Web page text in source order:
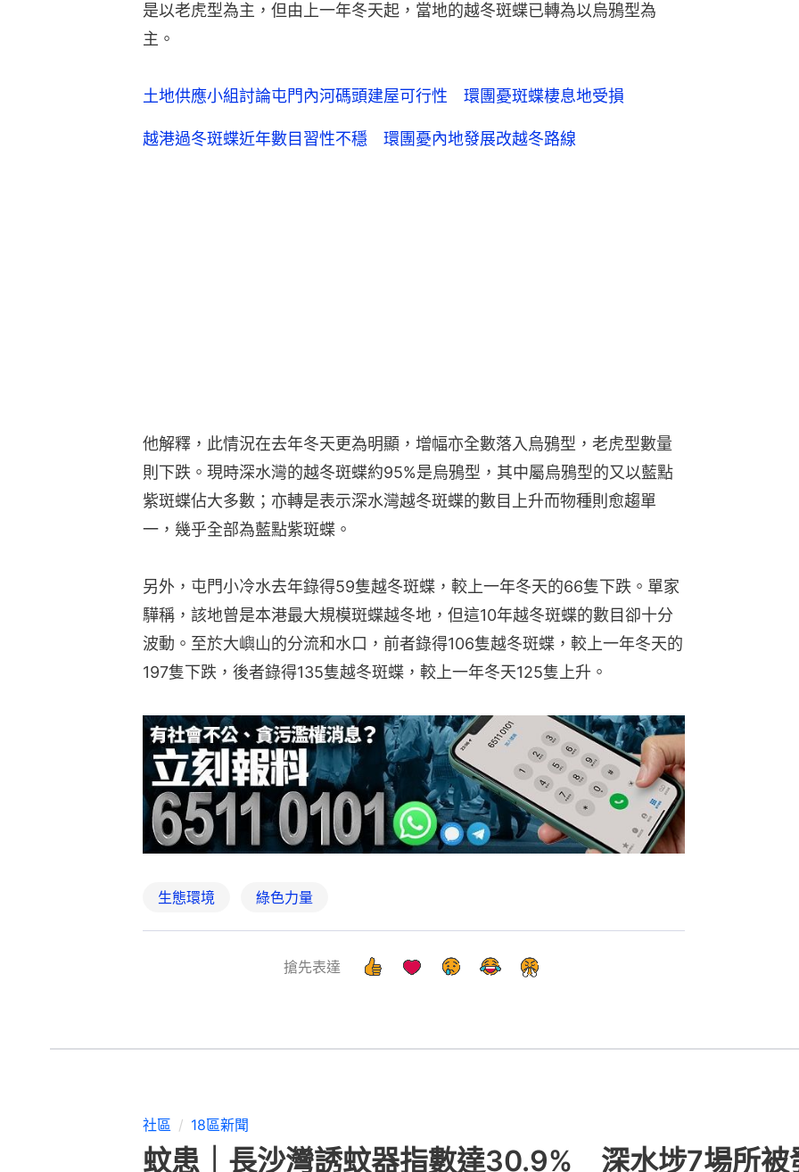
是以老虎型為主，但由上一年冬天起，當地的越冬斑蝶已轉為以烏鴉型為
主。
土地供應小組討論屯門內河碼頭建屋可行性 環團憂斑蝶棲息地受損
越港過冬斑蝶近年數目習性不穩 環團憂內地發展改越冬路線
他解釋，此情況在去年冬天更為明顯，增幅亦全數落入烏鴉型，老虎型數量
則下跌。現時深水灣的越冬斑蝶約95%是烏鴉型，其中屬烏鴉型的又以藍點
紫斑蝶佔大多數；亦轉是表示深水灣越冬斑蝶的數目上升而物種則愈趨單
一，幾乎全部為藍點紫斑蝶。
另外，屯門小冷水去年錄得59隻越冬斑蝶，較上一年冬天的66隻下跌。單家
驊稱，該地曾是本港最大規模斑蝶越冬地，但這10年越冬斑蝶的數目卻十分
波動。至於大嶼山的分流和水口，前者錄得106隻越冬斑蝶，較上一年冬天的
197隻下跌，後者錄得135隻越冬斑蝶，較上一年冬天125隻上升。
生態環境 綠色力量
搶先表達
社區 18區新聞
蚊患｜長沙灣誘蚊器指數達30.9% 深水埗7場所被